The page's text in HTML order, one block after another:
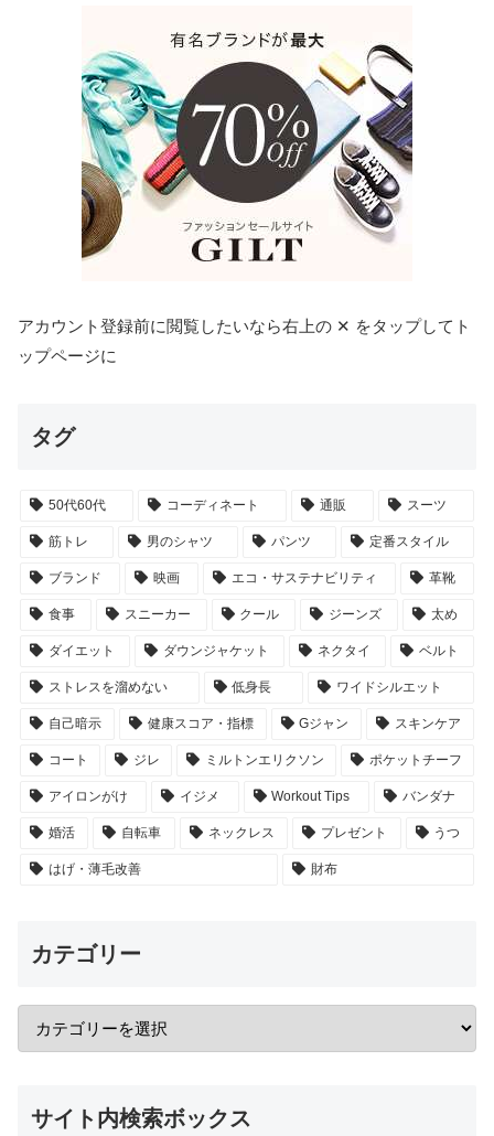
アカウント登録前に閲覧したいなら右上の ✕ をタップしてト
ップページに
タグ
50代60代 コーディネート 通販 スーツ
筋トレ 男のシャツ パンツ 定番スタイル
ブランド 映画 エコ・サステナビリティ 革靴
食事 スニーカー クール ジーンズ 太め
ダイエット ダウンジャケット ネクタイ ベルト
ストレスを溜めない 低身長 ワイドシルエット
自己暗示 健康スコア・指標 Gジャン スキンケア
コート ジレ ミルトンエリクソン ポケットチーフ
アイロンがけ イジメ Workout Tips バンダナ
婚活 自転車 ネックレス プレゼント うつ
はげ・薄毛改善 財布
カテゴリー
サイト内検索ボックス